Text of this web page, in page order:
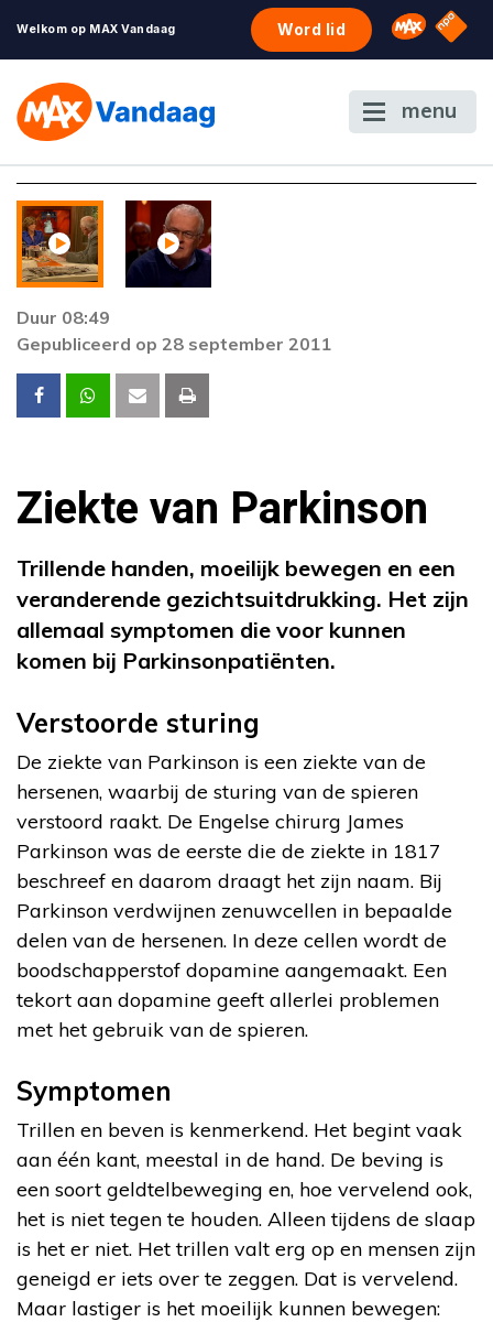
Welkom op MAX Vandaag Word lid Omroep
NPO
menu
Foutcode 4000
Er is een fout opgetreden bij het afspelen van
de stream.
Duur 08:49
Gepubliceerd op 28 september 2011
Ziekte van Parkinson
Trillende handen, moeilijk bewegen en een
veranderende gezichtsuitdrukking. Het zijn
allemaal symptomen die voor kunnen
komen bij Parkinsonpatiënten.
Verstoorde sturing
De ziekte van Parkinson is een ziekte van de
hersenen, waarbij de sturing van de spieren
verstoord raakt. De Engelse chirurg James
Parkinson was de eerste die de ziekte in 1817
beschreef en daarom draagt het zijn naam. Bij
Parkinson verdwijnen zenuwcellen in bepaalde
delen van de hersenen. In deze cellen wordt de
boodschapperstof dopamine aangemaakt. Een
tekort aan dopamine geeft allerlei problemen
met het gebruik van de spieren.
Symptomen
Trillen en beven is kenmerkend. Het begint vaak
aan één kant, meestal in de hand. De beving is
een soort geldtelbeweging en, hoe vervelend ook,
het is niet tegen te houden. Alleen tijdens de slaap
is het er niet. Het trillen valt erg op en mensen zijn
geneigd er iets over te zeggen. Dat is vervelend.
Maar lastiger is het moeilijk kunnen bewegen: